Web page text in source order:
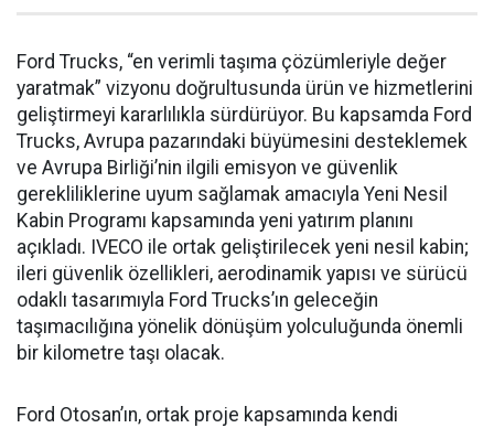
Ford Trucks, “en verimli taşıma çözümleriyle değer
yaratmak” vizyonu doğrultusunda ürün ve hizmetlerini
geliştirmeyi kararlılıkla sürdürüyor. Bu kapsamda Ford
Trucks, Avrupa pazarındaki büyümesini desteklemek
ve Avrupa Birliği’nin ilgili emisyon ve güvenlik
gerekliliklerine uyum sağlamak amacıyla Yeni Nesil
Kabin Programı kapsamında yeni yatırım planını
açıkladı. IVECO ile ortak geliştirilecek yeni nesil kabin;
ileri güvenlik özellikleri, aerodinamik yapısı ve sürücü
odaklı tasarımıyla Ford Trucks’ın geleceğin
taşımacılığına yönelik dönüşüm yolculuğunda önemli
bir kilometre taşı olacak.
Ford Otosan’ın, ortak proje kapsamında kendi